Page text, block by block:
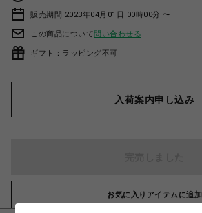
販売期間 2023年04月01日 00時00分 〜
この商品について問い合わせる
ギフト：ラッピング不可
入荷案内申し込み
お気に入りアイテムに追加